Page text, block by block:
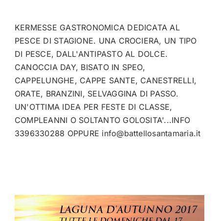
KERMESSE GASTRONOMICA DEDICATA AL
PESCE DI STAGIONE. UNA CROCIERA, UN TIPO
DI PESCE, DALL'ANTIPASTO AL DOLCE.
CANOCCIA DAY, BISATO IN SPEO,
CAPPELUNGHE, CAPPE SANTE, CANESTRELLI,
ORATE, BRANZINI, SELVAGGINA DI PASSO.
UN'OTTIMA IDEA PER FESTE DI CLASSE,
COMPLEANNI O SOLTANTO GOLOSITA'...INFO
3396330288 OPPURE info@battellosantamaria.it